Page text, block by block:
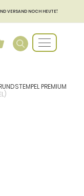
VERSAND NOCH HEUTE!
PREMIUM